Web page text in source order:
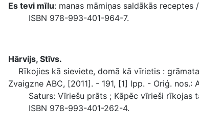
Es tevi mīlu: manas māmiņas saldākās
ISBN 978-993-401-964-7.
Hārvijs, Stīvs.
Rīkojies kā sieviete, domā kā vīrietis :
Zvaigzne ABC, [2011]. - 191, [1] lpp. - Oriģ. nos.:
Saturs: Vīriešu prāts ; Kāpēc vīrieši rīkojas
ISBN 978-993-401-262-4.